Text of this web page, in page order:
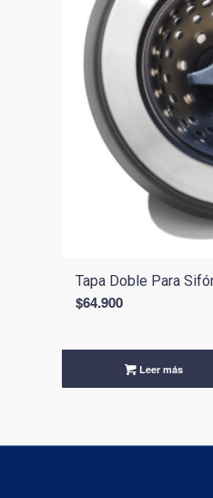
Tapa Doble Para
$64.900
Leer más